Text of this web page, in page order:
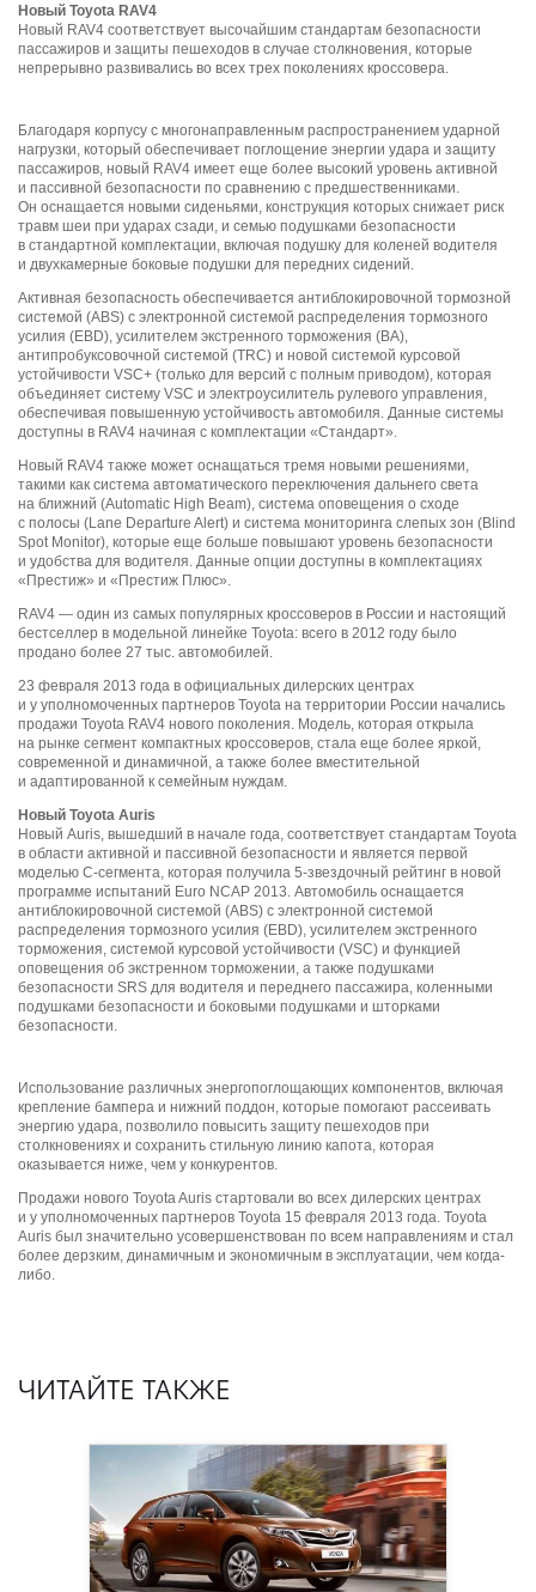
Новый Toyota RAV4
Новый RAV4 соответствует высочайшим стандартам безопасности
пассажиров и защиты пешеходов в случае столкновения, которые
непрерывно развивались во всех трех поколениях кроссовера.
Благодаря корпусу с многонаправленным распространением ударной
нагрузки, который обеспечивает поглощение энергии удара и защиту
пассажиров, новый RAV4 имеет еще более высокий уровень активной
и пассивной безопасности по сравнению с предшественниками.
Он оснащается новыми сиденьями, конструкция которых снижает риск
травм шеи при ударах сзади, и семью подушками безопасности
в стандартной комплектации, включая подушку для коленей водителя
и двухкамерные боковые подушки для передних сидений.
Активная безопасность обеспечивается антиблокировочной тормозной
системой (ABS) с электронной системой распределения тормозного
усилия (EBD), усилителем экстренного торможения (BA),
антипробуксовочной системой (TRC) и новой системой курсовой
устойчивости VSC+ (только для версий с полным приводом), которая
объединяет систему VSC и электроусилитель рулевого управления,
обеспечивая повышенную устойчивость автомобиля. Данные системы
доступны в RAV4 начиная с комплектации «Стандарт».
Новый RAV4 также может оснащаться тремя новыми решениями,
такими как система автоматического переключения дальнего света
на ближний (Automatic High Beam), система оповещения о сходе
с полосы (Lane Departure Alert) и система мониторинга слепых зон (Blind
Spot Monitor), которые еще больше повышают уровень безопасности
и удобства для водителя. Данные опции доступны в комплектациях
«Престиж» и «Престиж Плюс».
RAV4 — один из самых популярных кроссоверов в России и настоящий
бестселлер в модельной линейке Toyota: всего в 2012 году было
продано более 27 тыс. автомобилей.
23 февраля 2013 года в официальных дилерских центрах
и у уполномоченных партнеров Toyota на территории России начались
продажи Toyota RAV4 нового поколения. Модель, которая открыла
на рынке сегмент компактных кроссоверов, стала еще более яркой,
современной и динамичной, а также более вместительной
и адаптированной к семейным нуждам.
Новый Toyota Auris
Новый Auris, вышедший в начале года, соответствует стандартам Toyota
в области активной и пассивной безопасности и является первой
моделью C-сегмента, которая получила 5-звездочный рейтинг в новой
программе испытаний Euro NCAP 2013. Автомобиль оснащается
антиблокировочной системой (ABS) с электронной системой
распределения тормозного усилия (EBD), усилителем экстренного
торможения, системой курсовой устойчивости (VSC) и функцией
оповещения об экстренном торможении, а также подушками
безопасности SRS для водителя и переднего пассажира, коленными
подушками безопасности и боковыми подушками и шторками
безопасности.
Использование различных энергопоглощающих компонентов, включая
крепление бампера и нижний поддон, которые помогают рассеивать
энергию удара, позволило повысить защиту пешеходов при
столкновениях и сохранить стильную линию капота, которая
оказывается ниже, чем у конкурентов.
Продажи нового Toyota Auris стартовали во всех дилерских центрах
и у уполномоченных партнеров Toyota 15 февраля 2013 года. Toyota
Auris был значительно усовершенствован по всем направлениям и стал
более дерзким, динамичным и экономичным в эксплуатации, чем когда-
либо.
ЧИТАЙТЕ ТАКЖЕ